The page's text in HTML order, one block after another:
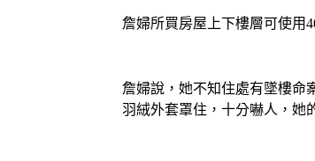
詹婦所買房屋上下樓層可使用
詹婦說，她不知住處有墜樓命
羽絨外套罩住，十分嚇人，她